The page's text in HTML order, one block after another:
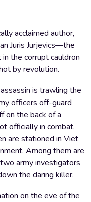
acclaimed author,
Juris Jurjevics—the
the corrupt cauldron
by revolution.
is trawling the
officers off-guard
on the back of a
officially in combat,
are stationed in Viet
Among them are
army investigators
the daring killer.
on the eve of the